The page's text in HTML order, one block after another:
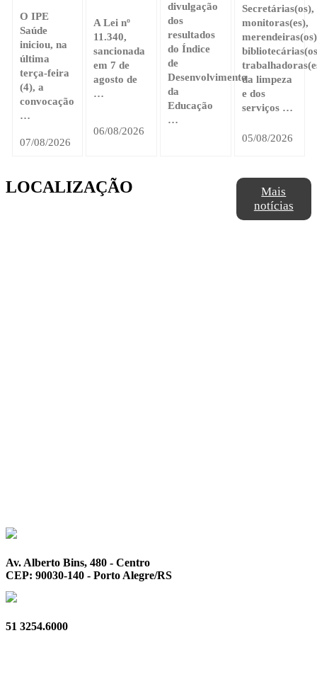
O IPE
Saúde
iniciou, na
última
terça-feira
(4), a
convocação
…
07/08/2026
A Lei nº
11.340,
sancionada
em 7 de
agosto de
…
06/08/2026
divulgação
dos
resultados
do Índice
de
Desenvolvimento
da
Educação
…
Secretárias(os),
monitoras(es),
da limpeza
e dos
serviços …
05/08/2026
Mais
notícias
LOCALIZAÇÃO
Av. Alberto Bins, 480 - Centro
CEP: 90030-140 - Porto Alegre/RS
51 3254.6000